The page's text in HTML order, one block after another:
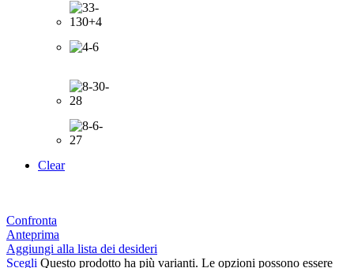
Clear
Confronta
Anteprima
Aggiungi alla lista dei desideri
Scegli Questo prodotto ha più varianti. Le opzioni possono essere